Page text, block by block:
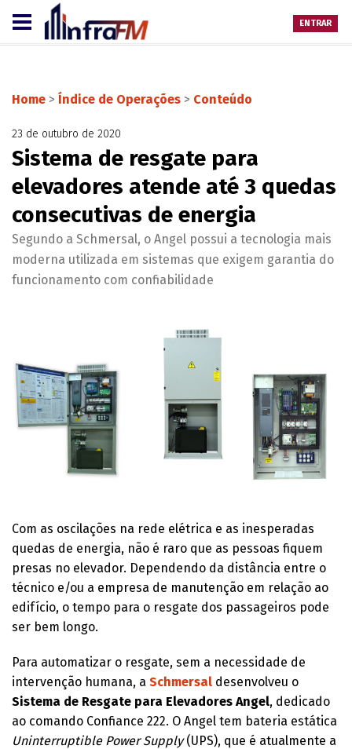
ENTRAR
Home > Índice de Operações > Conteúdo
23 de outubro de 2020
Sistema de resgate para
elevadores atende até 3 quedas
consecutivas de energia
Segundo a Schmersal, o Angel possui a tecnologia mais
moderna utilizada em sistemas que exigem garantia do
funcionamento com confiabilidade
Com as oscilações na rede elétrica e as inesperadas
quedas de energia, não é raro que as pessoas fiquem
presas no elevador. Dependendo da distância entre o
técnico e/ou a empresa de manutenção em relação ao
edifício, o tempo para o resgate dos passageiros pode
ser bem longo.
Para automatizar o resgate, sem a necessidade de
intervenção humana, a Schmersal desenvolveu o
Sistema de Resgate para Elevadores Angel, dedicado
ao comando Confiance 222. O Angel tem bateria estática
Uninterruptible Power Supply(UPS), que é atualmente a